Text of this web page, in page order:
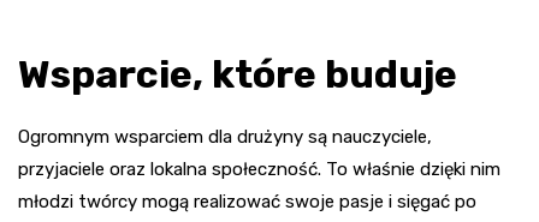
Wsparcie, które buduje
Ogromnym wsparciem dla drużyny są nauczyciele,
przyjaciele oraz lokalna społeczność. To właśnie dzięki nim
młodzi twórcy mogą realizować swoje pasje i sięgać po